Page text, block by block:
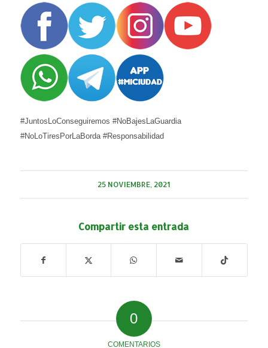
#JuntosLoConseguiremos #NoBajesLaGuardia
#NoLoTiresPorLaBorda #Responsabilidad
25 NOVIEMBRE, 2021
Compartir esta entrada
0
COMENTARIOS